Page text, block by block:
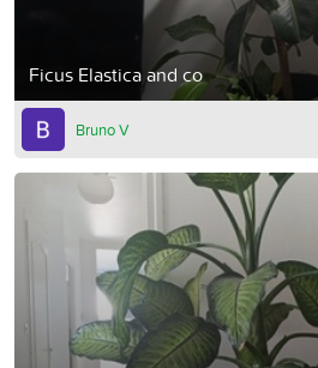
Ficus Elastica and co
Bruno V